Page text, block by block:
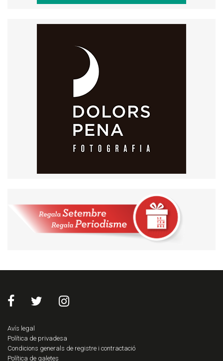
Avís legal
Política de privadesa
Condicions generals de registre i contractació
Política de galetes